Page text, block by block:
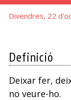
Divendres, 22
Definició
Deixar fer,
no veure-ho.